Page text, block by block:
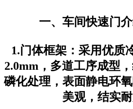
一、车间快速门介
1.门体框架：采用优质
2.0mm，多道工序成型
磷化处理，表面静电环
美观，结实耐